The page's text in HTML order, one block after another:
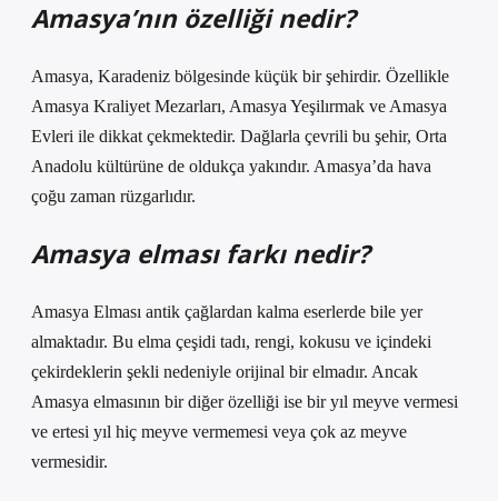
Amasya’nın özelliği nedir?
Amasya, Karadeniz bölgesinde küçük bir şehirdir. Özellikle
Amasya Kraliyet Mezarları, Amasya Yeşilırmak ve Amasya
Evleri ile dikkat çekmektedir. Dağlarla çevrili bu şehir, Orta
Anadolu kültürüne de oldukça yakındır. Amasya’da hava
çoğu zaman rüzgarlıdır.
Amasya elması farkı nedir?
Amasya Elması antik çağlardan kalma eserlerde bile yer
almaktadır. Bu elma çeşidi tadı, rengi, kokusu ve içindeki
çekirdeklerin şekli nedeniyle orijinal bir elmadır. Ancak
Amasya elmasının bir diğer özelliği ise bir yıl meyve vermesi
ve ertesi yıl hiç meyve vermemesi veya çok az meyve
vermesidir.